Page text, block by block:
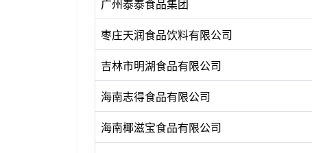
广州泰泰食品集团
枣庄天润食品饮料有限公司
吉林市明湖食品有限公司
海南志得食品有限公司
海南椰滋宝食品有限公司